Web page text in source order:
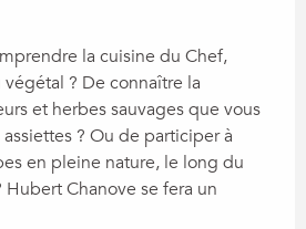
la cuisine du Chef,
? De connaître la
et herbes sauvages que vous
? Ou de participer à
en pleine nature, le long du
Chanove se fera un